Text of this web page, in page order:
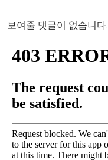
보여줄 댓글이 없습니다.